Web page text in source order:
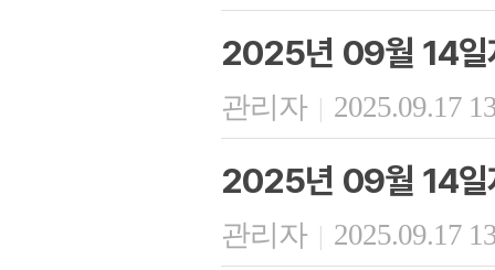
2025년 09월 14일
관리자 | 2025.09.17
2025년 09월 14일
관리자 | 2025.09.17